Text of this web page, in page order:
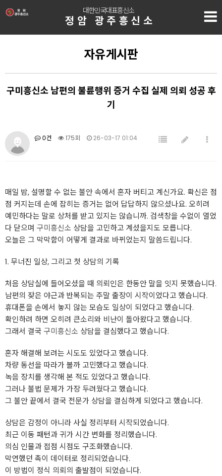
대한민국대표흥신소
정암 광주흥신소
자유게시판
구미흥신소 남편의 불륜행위 증거 수집 실제 의뢰 성공 후
기
0건 175회 26-03-17 01:04
매일 밤, 설명할 수 없는 불안 속에서 혼자 버티고 계신가요. 확신은 점
점 커지는데 손에 잡히는 증거는 없어 답답하지 않으셨나요. 오히려
예민하다는 말로 상처를 받고 있지는 않습니까. 검색창을 수없이 열었
다 닫으며 구미흥신소 상담을 고민하고 계셨을지도 모릅니다.
오늘은 그 막막함이 어떻게 결과로 바뀌었는지 말씀드립니다.
1. 무너진 일상, 그리고 첫 상담의 기록
처음 상담실에 들어오셨을 때 의뢰인은 한동안 말을 잇지 못했습니다.
남편의 잦은 야근과 반복되는 주말 출장이 시작이었다고 했습니다.
휴대폰을 손에서 놓지 않는 모습도 일상이 되었다고 했습니다.
확인하려 하면 오히려 큰소리와 비난이 돌아왔다고 했습니다.
그래서 결국 구미흥신소 상담을 결심했다고 했습니다.
혼자 해결해 보려는 시도도 있었다고 했습니다.
차량 동선을 따라가 볼까 고민했다고 했습니다.
녹음 장치를 생각해 본 적도 있었다고 했습니다.
그러나 불법 문제가 가장 두려웠다고 했습니다.
그 불안 끝에서 결국 전문가 상담을 결심하게 되었다고 했습니다.
상담은 감정이 아니라 사실 정리부터 시작되었습니다.
최근 이동 패턴과 귀가 시간 변화를 정리했습니다.
의심 인물과 접점 시점도 구조화했습니다.
막연했던 촉이 데이터로 정리되었습니다.
이 방법이 정식 의뢰의 출발점이 되었습니다.